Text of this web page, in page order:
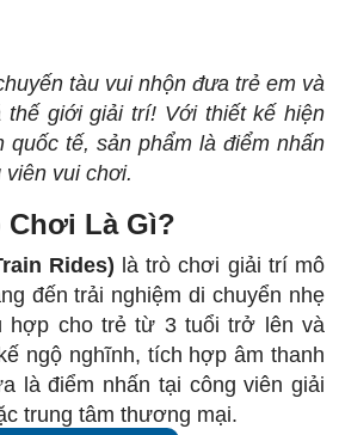
tàu vui nhộn đưa trẻ em và
thế giới giải trí! Với thiết kế hiện
quốc tế, sản phẩm là điểm nhấn
vui chơi.
Chơi Là Gì?
Rides) là trò chơi giải trí mô
đến trải nghiệm di chuyển nhẹ
hợp cho trẻ từ 3 tuổi trở lên và
ngộ nghĩnh, tích hợp âm thanh
là điểm nhấn tại công viên giải
trung tâm thương mại.